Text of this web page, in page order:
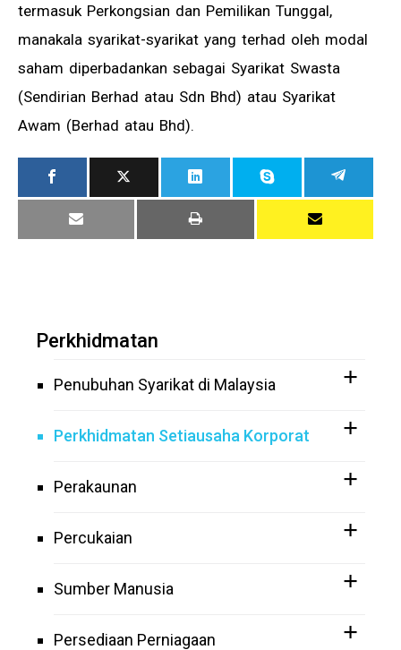
termasuk Perkongsian dan Pemilikan Tunggal,
manakala syarikat-syarikat yang terhad oleh modal
saham diperbadankan sebagai Syarikat Swasta
(Sendirian Berhad atau Sdn Bhd) atau Syarikat
Awam (Berhad atau Bhd).
Perkhidmatan
Penubuhan Syarikat di Malaysia
Perkhidmatan Setiausaha Korporat
Perakaunan
Percukaian
Sumber Manusia
Persediaan Perniagaan